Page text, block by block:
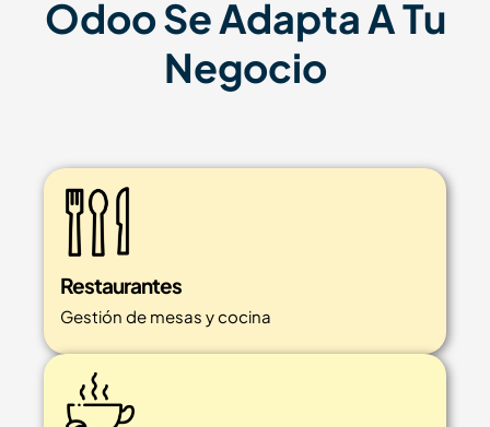
Odoo Se Adapta A Tu
Negocio
Restaurantes
Gestión de mesas y cocina